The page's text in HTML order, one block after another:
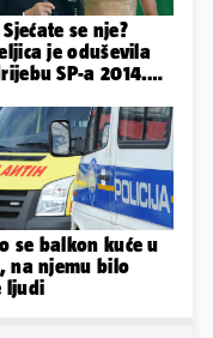
Sjećate se nje?
je oduševila
SP-a 2014.
se balkon kuće u
na njemu bilo
ljudi